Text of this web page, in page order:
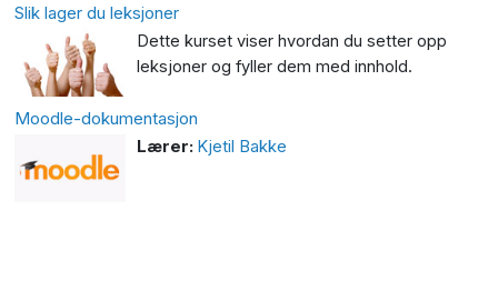
Slik lager du leksjoner
Dette kurset viser hvordan du setter opp
leksjoner og fyller dem med innhold.
Moodle-dokumentasjon
Lærer: Kjetil Bakke